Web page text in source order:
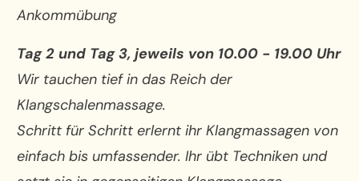
Ankommübung
Tag 2 und Tag 3, jeweils von 10.00 - 19.00 Uhr
Wir tauchen tief in das Reich der
Klangschalenmassage.
Schritt für Schritt erlernt ihr Klangmassagen von
einfach bis umfassender. Ihr übt Techniken und